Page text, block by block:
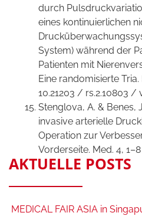
durch
eines kontinuierlichen
System) während der
Patienten mit
Eine randomisierte Tria.
10.21203 / rs.2.10803 /
Stenglova, A. & Benes,
invasive arterielle
Operation zur
Vorderseite. Med. 4, 1–8
AKTUELLE POSTS
MEDICAL FAIR ASIA in